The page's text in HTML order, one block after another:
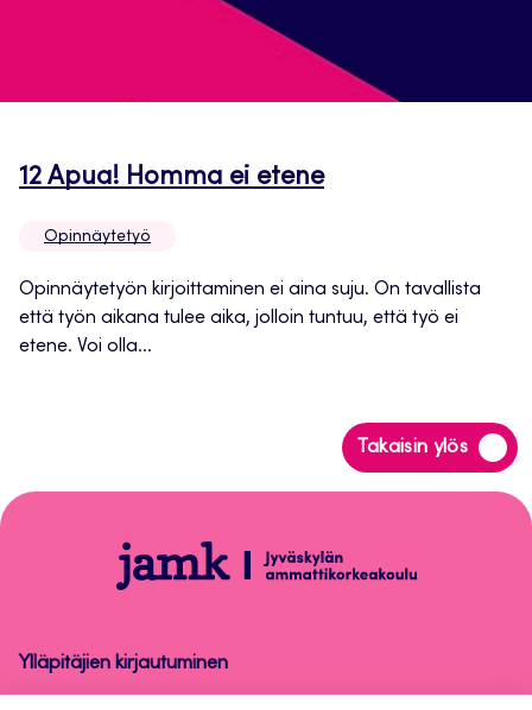
12 Apua! Homma ei eteneAvautuu
Opinnäytetyö
Opinnäytetyön kirjoittaminen ei aina suju. On tavallista
että työn aikana tulee aika, jolloin tuntuu, että työ ei
etene. Voi olla...
Takaisin ylös
Siirry
takaisin
Opinnäytetyö
Ylläpitäjien kirjautuminen